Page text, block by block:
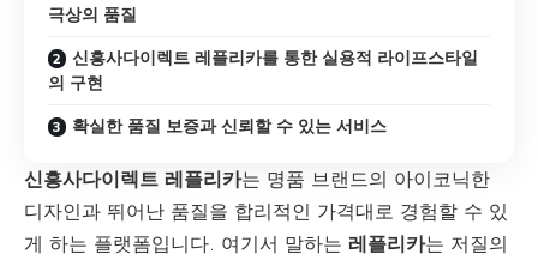
극상의 품질
신흥사다이렉트 레플리카를 통한 실용적 라이프스타일
의 구현
확실한 품질 보증과 신뢰할 수 있는 서비스
신흥사다이렉트 레플리카는 명품 브랜드의 아이코닉한
디자인과 뛰어난 품질을 합리적인 가격대로 경험할 수 있
게 하는 플랫폼입니다. 여기서 말하는 레플리카는 저질의